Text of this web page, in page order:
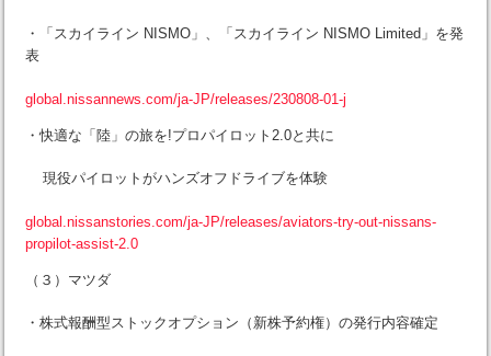
・「スカイライン NISMO」、「スカイライン NISMO Limited」を発
表
global.nissannews.com/ja-JP/releases/230808-01-j
・快適な「陸」の旅を!プロパイロット2.0と共に
現役パイロットがハンズオフドライブを体験
global.nissanstories.com/ja-JP/releases/aviators-try-out-nissans-
propilot-assist-2.0
（３）マツダ
・株式報酬型ストックオプション（新株予約権）の発⾏内容確定